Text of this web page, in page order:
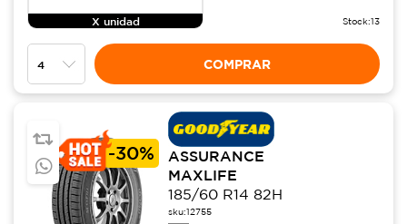
X unidad Stock:13
COMPRAR
-30%
ASSURANCE
MAXLIFE
185/60 R14 82H
sku:12755